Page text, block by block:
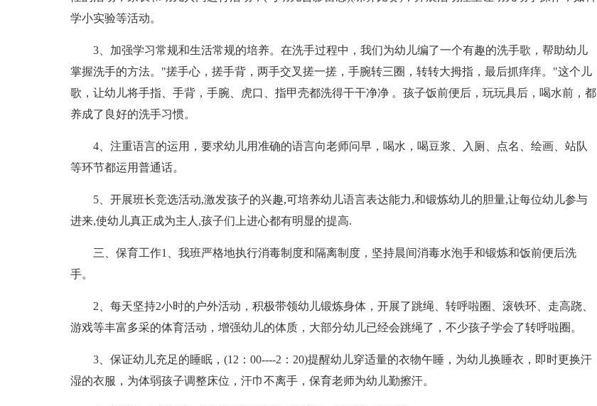
学小实验等活动。
3、加强学习常规和生活常规的培养。在洗手过程中，我们为幼儿编了一个有趣的洗手歌，帮助幼儿
掌握洗手的方法。"搓手心，搓手背，两手交叉搓一搓，手腕转三圈，转转大拇指，最后抓痒痒。"这个儿
歌，让幼儿将手指、手背，手腕、虎口、指甲壳都洗得干干净净 。孩子饭前便后，玩玩具后，喝水前，都
养成了良好的洗手习惯。
4、注重语言的运用，要求幼儿用准确的语言向老师问早，喝水，喝豆浆、入厕、点名、绘画、站队
等环节都运用普通话。
5、开展班长竞选活动,激发孩子的兴趣,可培养幼儿语言表达能力,和锻炼幼儿的胆量,让每位幼儿参与
进来,使幼儿真正成为主人,孩子们上进心都有明显的提高.
三、保育工作1、我班严格地执行消毒制度和隔离制度，坚持晨间消毒水泡手和锻炼和饭前便后洗
手。
2、每天坚持2小时的户外活动，积极带领幼儿锻炼身体，开展了跳绳、转呼啦圈、滚铁环、走高跷、
游戏等丰富多采的体育活动，增强幼儿的体质，大部分幼儿已经会跳绳了，不少孩子学会了转呼啦圈。
3、保证幼儿充足的睡眠，(12：00----2：20)提醒幼儿穿适量的衣物午睡，为幼儿换睡衣，即时更换汗
湿的衣服，为体弱孩子调整床位，汗巾不离手，保育老师为幼儿勤擦汗。